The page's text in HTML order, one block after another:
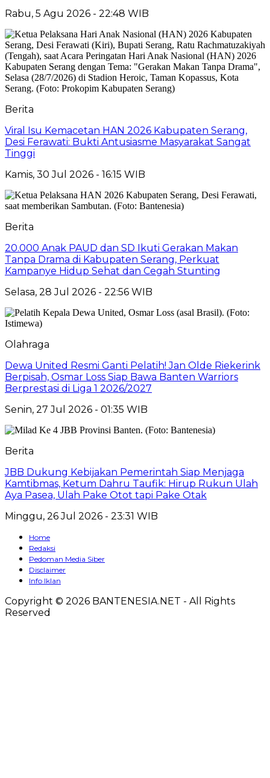
Rabu, 5 Agu 2026 - 22:48 WIB
Berita
Viral Isu Kemacetan HAN 2026 Kabupaten Serang,
Desi Ferawati: Bukti Antusiasme Masyarakat Sangat
Tinggi
Kamis, 30 Jul 2026 - 16:15 WIB
Berita
20.000 Anak PAUD dan SD Ikuti Gerakan Makan
Tanpa Drama di Kabupaten Serang, Perkuat
Kampanye Hidup Sehat dan Cegah Stunting
Selasa, 28 Jul 2026 - 22:56 WIB
Olahraga
Dewa United Resmi Ganti Pelatih! Jan Olde Riekerink
Berpisah, Osmar Loss Siap Bawa Banten Warriors
Berprestasi di Liga 1 2026/2027
Senin, 27 Jul 2026 - 01:35 WIB
Berita
JBB Dukung Kebijakan Pemerintah Siap Menjaga
Kamtibmas, Ketum Dahru Taufik: Hirup Rukun Ulah
Aya Pasea, Ulah Pake Otot tapi Pake Otak
Minggu, 26 Jul 2026 - 23:31 WIB
Home
Redaksi
Pedoman Media Siber
Disclaimer
Info Iklan
Copyright © 2026 BANTENESIA.NET - All Rights
Reserved